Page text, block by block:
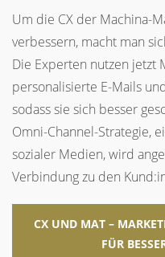
Um die CX der Machina-
verbessern, macht man
Die Experten nutzen jetzt
personalisierte E-Mails
sodass sie sich besser
Omni-Channel-Strategie,
sozialer Medien, wird
Verbindung zu den
CX UND MAT –
FÜR